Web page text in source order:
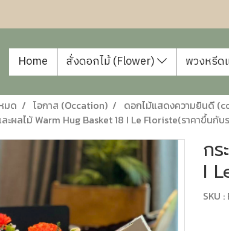
Home สั่งดอกไม้ (Flower) พวงหรีด
มด โอกาส (Occation)
ดอกไม้แสดงความยินดี
ะผลไม้ Warm Hug Basket 18 I Le Floriste(ราคาขึ้นกั
ก
I
SKU :